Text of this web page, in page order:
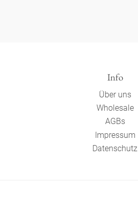
Info
Über uns
Wholesale
AGBs
Impressum
Datenschutz